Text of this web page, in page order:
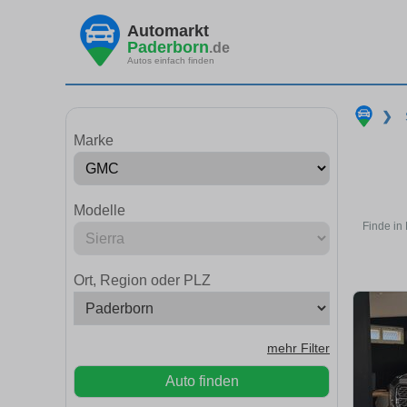
Automarkt
Paderborn.de
Autos einfach finden
Marke
Modelle
Ort, Region oder PLZ
mehr Filter
Auto finden
❯
Finde in